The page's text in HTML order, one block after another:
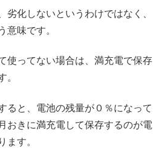
劣化しないというわけではなく、
意味です。
使ってない場合は、満充電で保存
。
ると、電池の残量が０％になって
おきに満充電して保存するのが電
ます。